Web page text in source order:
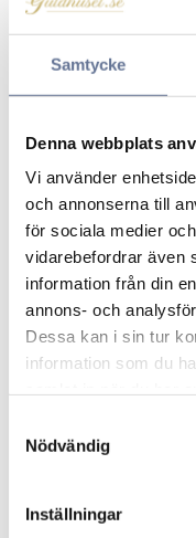
Samtycke
Denna webbplats
Vi använder
och annonserna till
för sociala medier
vidarebefordrar även
information från din
annons- och
Dessa kan i sin tur
information som du
Nödvändig
Inställningar
Klicka på en
Produkter